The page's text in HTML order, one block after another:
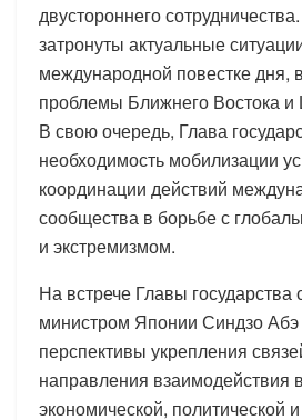
двустороннего
затронуты актуальные
международной повестке дня,
проблемы Ближнего Востока и
В свою очередь, Глава
необходимость мобилизации
координации действий
сообщества в борьбе с
и экстремизмом.
На встрече Главы
министром Японии Синдзо
перспективы укрепления
направления взаимодействия
экономической, политической